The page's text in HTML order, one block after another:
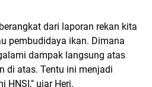
dari laporan rekan kita
pembudidaya ikan. Dimana
dampak langsung atas
di atas. Tentu ini menjadi
HNSI," ujar Heri.